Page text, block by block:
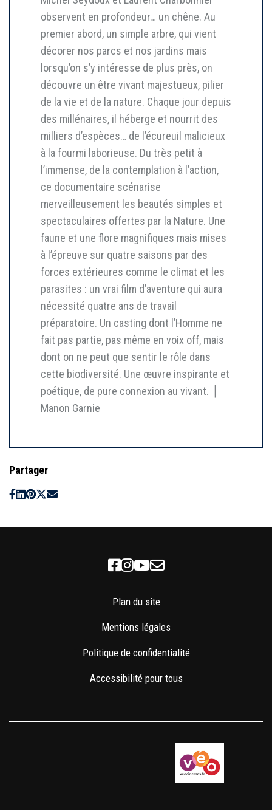
observent en profondeur… un chêne. Au
premier abord, un simple arbre, qui vient
décorer nos parcs et nos jardins mais
lorsqu’on s’y intéresse de plus près, on
découvre un être vivant majestueux, pilier
de la vie et de la nature. Chaque jour depuis
des millénaires, il héberge et nourrit des
milliers d’espèces… de l’écureuil malicieux
à la fourmi laborieuse. Du très petit à
l’immense, de la contemplation à l’action,
ce documentaire scénarise
merveilleusement les beautés simples et
spectaculaires offertes par la Nature. Une
faune et une flore magnifiques mais mises
à l’épreuve sur quatre saisons par des
forces extérieures comme le climat et les
parasites : un vrai film d’aventure qui aura
nécessité quatre ans de travail
préparatoire. Un casting dont l’Homme ne
fait pas partie, pas même en voix off, mais
dont on ne peut que sentir le rôle dans
cette biodiversité. Une œuvre inspirante et
poétique, de pure connexion au vivant. ⎥
Manon Garnie
Partager
Facebook
Instagram
Youtube
Newsletter
Plan du site
Mentions légales
Politique de confidentialité
Accessibilité pour tous